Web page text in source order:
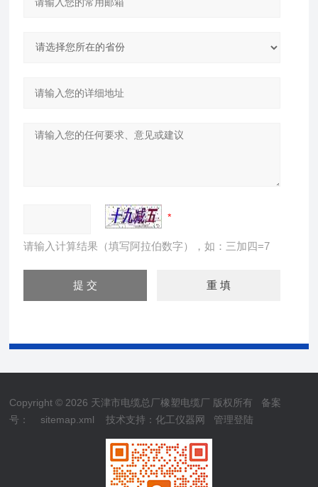
请输入计算结果（填写阿拉伯数字），如：三加四=7
Copyright © 2026 天津市电缆总厂橡塑电缆厂 版权所有 备案
号：
sitemap.xml 技术支持：化工仪器网 管理登陆